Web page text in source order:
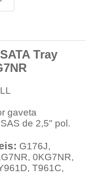
Tray
gaveta
de 2,5" pol.
G176J,
0KG7NR,
T961C,